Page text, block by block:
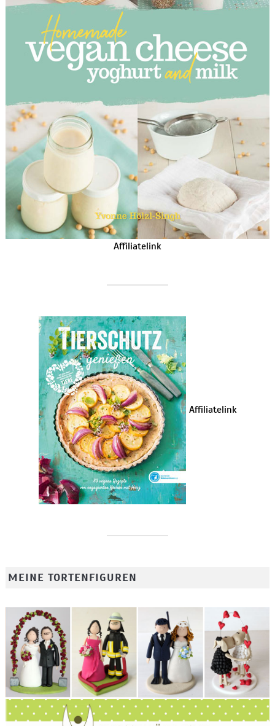
Affiliatelink
Affiliatelink
MEINE TORTENFIGUREN